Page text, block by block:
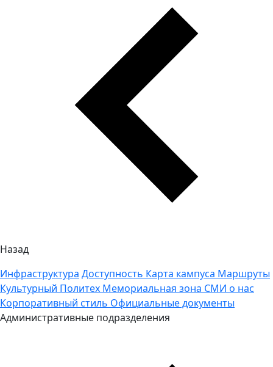
Назад
Инфраструктура Доступность Карта кампуса Маршруты
Культурный Политех Мемориальная зона СМИ о нас
Корпоративный стиль Официальные документы
Административные подразделения